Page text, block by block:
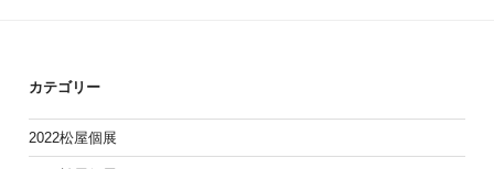
カテゴリー
2022松屋個展